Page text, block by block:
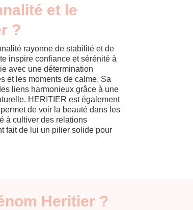
et le
?
rayonne de stabilité et de
inspire confiance et sérénité à
avec une détermination
et les moments de calme. Sa
liens harmonieux grâce à une
HERITIER est également
de voir la beauté dans les
à cultiver des relations
fait de lui un pilier solide pour
Heritier ?